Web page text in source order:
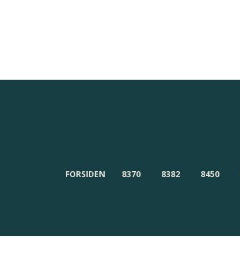
FORSIDEN 8370 8382 8450